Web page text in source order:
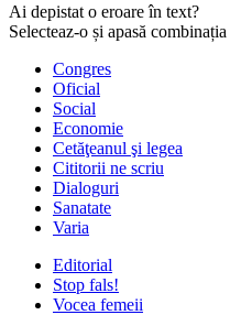
Ai depistat o eroare în text?
Selecteaz-o și apasă
Congres
Oficial
Social
Economie
Cetăţeanul şi legea
Cititorii ne scriu
Dialoguri
Sanatate
Varia
Editorial
Stop fals!
Vocea femeii